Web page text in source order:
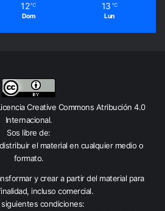
12 ℃
Dom
13 ℃
Lun
Creative Commons Atribución 4.0
Internacional.
Sos libre de:
el material en cualquier medio o
formato.
y crear a partir del material para
incluso comercial.
siguientes condiciones: